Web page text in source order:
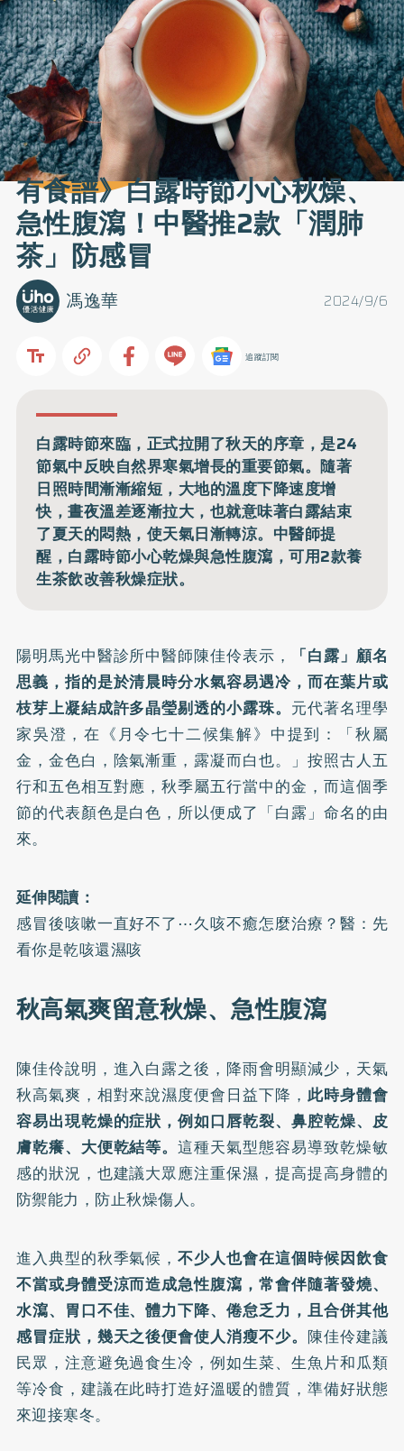
有食譜》白露時節小心秋燥、
急性腹瀉！中醫推2款「潤肺
茶」防感冒
2024/9/6
馮逸華
追蹤訂閱
白露時節來臨，正式拉開了秋天的序章，是24
節氣中反映自然界寒氣增長的重要節氣。隨著
日照時間漸漸縮短，大地的溫度下降速度增
快，晝夜溫差逐漸拉大，也就意味著白露結束
了夏天的悶熱，使天氣日漸轉涼。中醫師提
醒，白露時節小心乾燥與急性腹瀉，可用2款養
生茶飲改善秋燥症狀。
陽明馬光中醫診所中醫師陳佳伶表示，
「白露」顧名
思義，指的是於清晨時分水氣容易遇冷，而在葉片或
枝芽上凝結成許多晶瑩剔透的小露珠。 元代著名理學
家吳澄，在《月令七十二候集解》中提到：「秋屬
金，金色白，陰氣漸重，露凝而白也。」按照古人五
行和五色相互對應，秋季屬五行當中的金，而這個季
節的代表顏色是白色，所以便成了「白露」命名的由
來。
延伸閱讀：
感冒後咳嗽一直好不了⋯久咳不癒怎麼治療？醫：先
看你是乾咳還濕咳
秋高氣爽留意秋燥、急性腹瀉
陳佳伶說明，進入白露之後，降雨會明顯減少，天氣
秋高氣爽，相對來說濕度便會日益下降， 此時身體會
容易出現乾燥的症狀，例如口唇乾裂、鼻腔乾燥、皮
膚乾癢、大便乾結等。這種天氣型態容易導致乾燥敏
感的狀況，也建議大眾應注重保濕，提高提高身體的
防禦能力，防止秋燥傷人。
進入典型的秋季氣候，不少人也會在這個時候因飲食
不當或身體受涼而造成急性腹瀉，常會伴隨著發燒、
水瀉、胃口不佳、體力下降、倦怠乏力，且合併其他
感冒症狀，幾天之後便會使人消瘦不少。 陳佳伶建議
民眾，注意避免過食生冷，例如生菜、生魚片和瓜類
等冷食，建議在此時打造好溫暖的體質，準備好狀態
來迎接寒冬。